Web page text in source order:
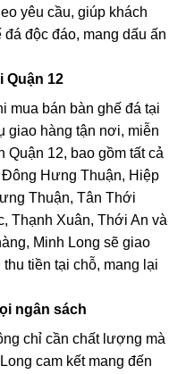
yêu cầu, giúp khách
độc đáo, mang dấu ấn
Quận 12
mua bán bàn ghế đá tại
giao hàng tận nơi, miễn
Quận 12, bao gồm tất cả
Hưng Thuận, Hiệp
Thuận, Tân Thới
Thạnh Xuân, Thới An và
Minh Long sẽ giao
thu tiền tại chỗ, mang lại
ngân sách
chỉ cần chất lượng mà
cam kết mang đến